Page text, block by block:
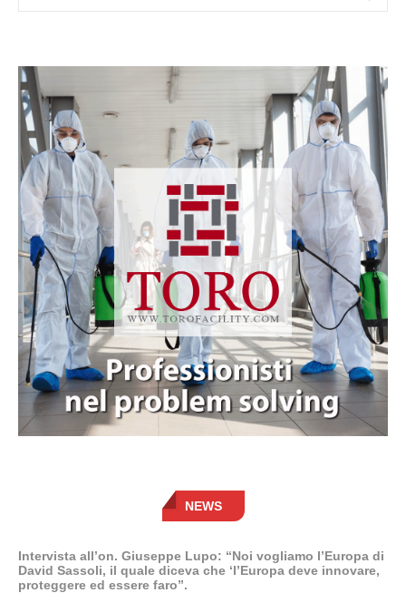
NEWS
Intervista all’on. Giuseppe Lupo: “Noi vogliamo l’Europa di
David Sassoli, il quale diceva che ‘l’Europa deve innovare,
proteggere ed essere faro”.